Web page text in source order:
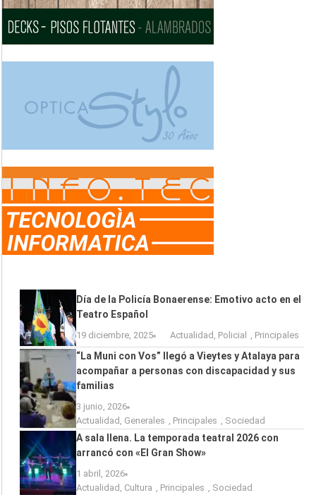
Día de la Policía Bonaerense: Emotivo acto en el
Teatro Español
19 diciembre, 2025 Actualidad Policial Principales
“La Muni con Vos” llegó a Vieytes y Atalaya para
acompañar a personas con discapacidad y sus
familias
3 junio, 2026
Actualidad Generales Principales Sociedad
A sala llena. La temporada teatral 2026 con
arrancó con «El Gran Show»
1 abril, 2026
Actualidad Cultura Principales Sociedad